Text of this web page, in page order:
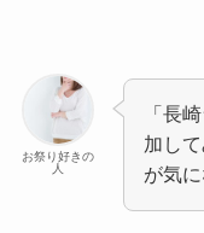
お祭り好きの
人
「長
加し
が気